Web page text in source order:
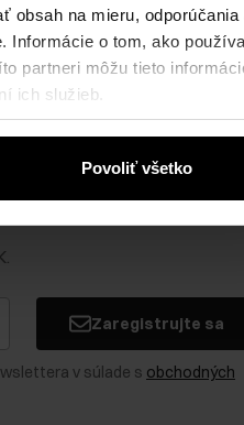
obsah na mieru, odporúčania
Informácie o tom, ako
partneri môžu tieto
ich služieb.
Povoliť všetko
Zaregistrujte sa
v súlade s obchodných